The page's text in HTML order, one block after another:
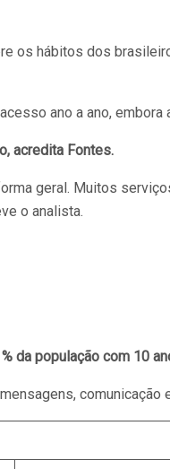
hábitos dos
ano a ano,
acredita Fontes.
geral. Muitos
o analista.
da população com 10
comunicação